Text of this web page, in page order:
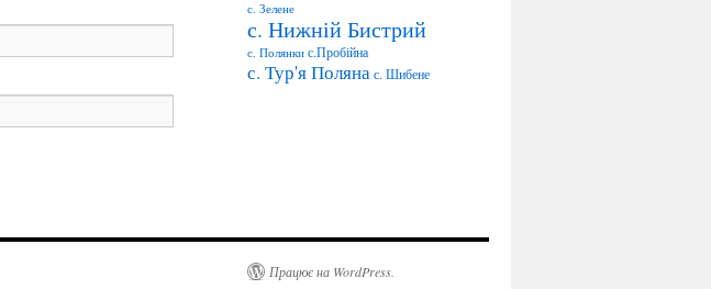
с. Зелене
с. Нижній Бистрий
с. Полянки с.Пробійна
с. Тур'я Полянас. Шибене
Працює на WordPress.